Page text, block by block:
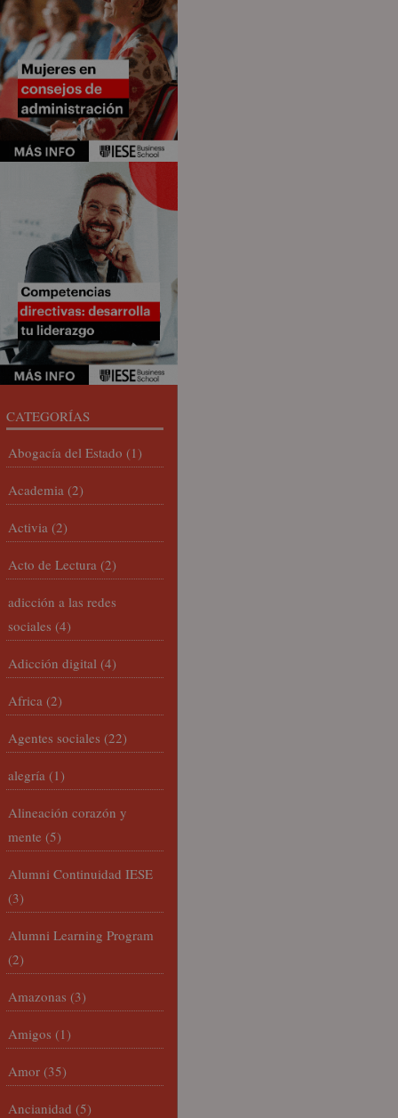
CATEGORÍAS
Abogacía del Estado (1)
Academia (2)
Activia (2)
Acto de Lectura (2)
adicción a las redes
sociales (4)
Adicción digital (4)
Africa (2)
Agentes sociales (22)
alegría (1)
Alineación corazón y
mente (5)
Alumni Continuidad IESE
(3)
Alumni Learning Program
(2)
Amazonas (3)
Amigos (1)
Amor (35)
Ancianidad (5)